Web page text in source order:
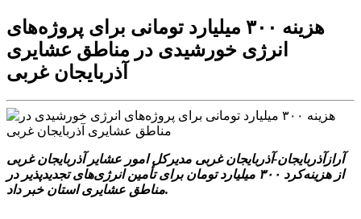
هزینه ۳۰۰ میلیارد تومانی برای پروژه‌های
انرژی خورشیدی در مناطق عشایری
آذربایجان غربی
آرازآذربایجان-آذربایجان غربی مدیرکل امور عشایر آذربایجان غربی
از هزینه‌کرد ۳۰۰ میلیارد تومان برای تأمین انرژی‌های تجدیدپذیر در
مناطق عشایری استان خبر داد.